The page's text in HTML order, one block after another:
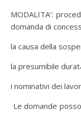
MODALITA':
domanda di
la causa della
la presumibile
i nominativi dei
Le domande